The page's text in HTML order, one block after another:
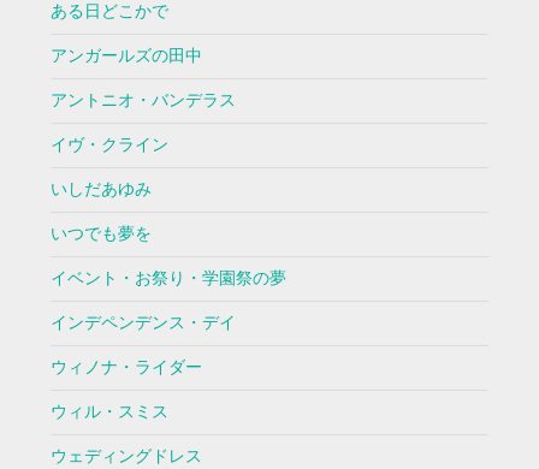
ある日どこかで
アンガールズの田中
アントニオ・バンデラス
イヴ・クライン
いしだあゆみ
いつでも夢を
イベント・お祭り・学園祭の夢
インデペンデンス・デイ
ウィノナ・ライダー
ウィル・スミス
ウェディングドレス